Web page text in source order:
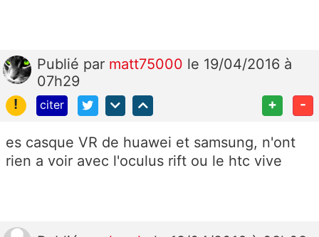
Publié par matt75000 le 19/04/2016 à
07h29
!
citer + -
es casque VR de huawei et samsung, n'ont
rien a voir avec l'oculus rift ou le htc vive